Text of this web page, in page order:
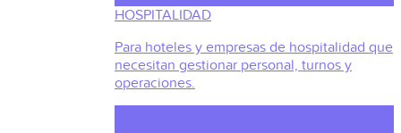
HOSPITALIDAD
Para hoteles y empresas de hospitalidad que
necesitan gestionar personal, turnos y
operaciones.